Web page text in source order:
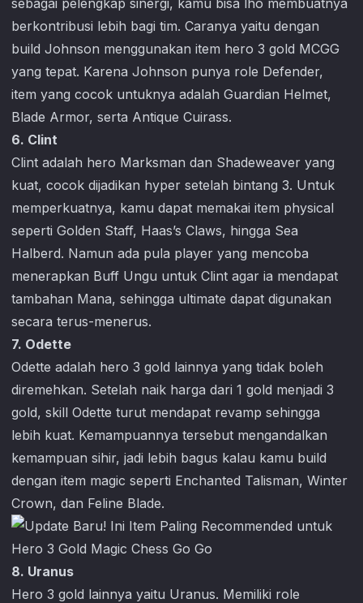
sebagai pelengkap sinergi, kamu bisa lho membuatnya
berkontribusi lebih bagi tim. Caranya yaitu dengan
build Johnson menggunakan item hero 3 gold MCGG
yang tepat. Karena Johnson punya role Defender,
item yang cocok untuknya adalah Guardian Helmet,
Blade Armor, serta Antique Cuirass.
6. Clint
Clint adalah hero Marksman dan Shadeweaver yang
kuat, cocok dijadikan hyper setelah bintang 3. Untuk
memperkuatnya, kamu dapat memakai item physical
seperti Golden Staff, Haas’s Claws, hingga Sea
Halberd. Namun ada pula player yang mencoba
menerapkan Buff Ungu untuk Clint agar ia mendapat
tambahan Mana, sehingga ultimate dapat digunakan
secara terus-menerus.
7. Odette
Odette adalah hero 3 gold lainnya yang tidak boleh
diremehkan. Setelah naik harga dari 1 gold menjadi 3
gold, skill Odette turut mendapat revamp sehingga
lebih kuat. Kemampuannya tersebut mengandalkan
kemampuan sihir, jadi lebih bagus kalau kamu build
dengan item magic seperti Enchanted Talisman, Winter
Crown, dan Feline Blade.
8. Uranus
Hero 3 gold lainnya yaitu Uranus. Memiliki role